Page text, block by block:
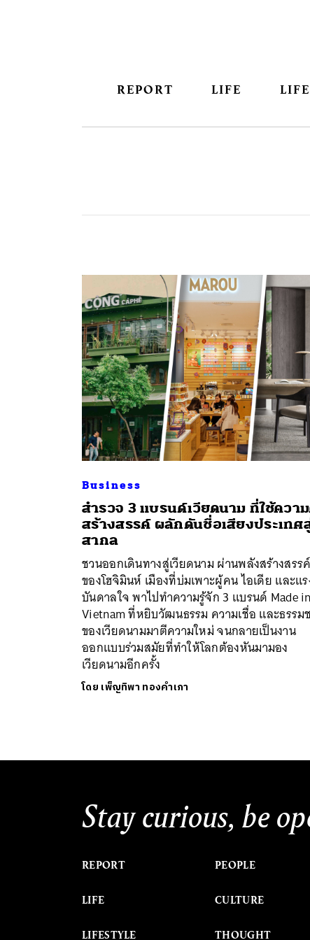
REPORT LIFE
Business
สำรวจ 3 แบรนด์เวียดนาม ที่ใช้ควา
สร้างสรรค์ ผลักดันชื่อเสียงประเทศ
สากล
ชวนออกเดินทางสู่เวียดนาม ผ่านพลังสร้างสรรค์
ของโฮจิมินห์ เมืองที่บ่มเพาะผู้คน ไอเดีย และแ
บันดาลใจ พาไปทำความรู้จัก 3 แบรนด์ Made in
Vietnam ที่หยิบวัฒนธรรม ความเชื่อ และธรรม
ของเวียดนามมาตีความใหม่ จนกลายเป็นงาน
ออกแบบร่วมสมัยที่ทำให้โลกต้องหันมามอง
เวียดนามอีกครั้ง
โดย เพ็ญทิพา ทองคำเภา
Stay curious, be
REPORT
LIFE
LIFESTYLE
PEOPLE
CULTURE
THOUGHT